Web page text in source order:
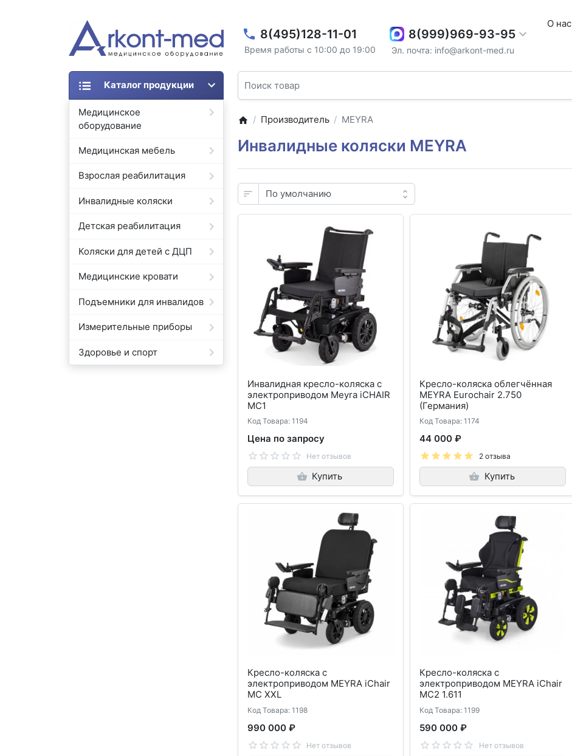
8(495)128-11-01
Время работы с 10:00 до 19:00
8(999)969-93-95
Эл. почта: info@arkont-med.ru
О нас
Каталог продукции
Медицинское
оборудование
Медицинская мебель
Взрослая реабилитация
Инвалидные коляски
Детская реабилитация
Коляски для детей с ДЦП
Медицинские кровати
Подъемники для инвалидов
Измерительные приборы
Здоровье и спорт
Производитель MEYRA
Инвалидные коляски MEYRA
Инвалидная кресло-коляска с
электроприводом Meyra iCHAIR
MC1
Код Товара: 1194
Цена по запросу
Нет отзывов
Купить
Кресло-коляска облегчённая
MEYRA Eurochair 2.750
(Германия)
Код Товара: 1174
44 000 ₽
2 отзыва
Купить
Кресло-коляска с
электроприводом MEYRA iChair
MC XXL
Код Товара: 1198
990 000 ₽
Нет отзывов
Кресло-коляска с
электроприводом MEYRA iChair
MC2 1.611
Код Товара: 1199
590 000 ₽
Нет отзывов